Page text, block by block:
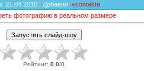
: 21.04.2010 | Добавил: vcontakte
фотографию в реальном размере
Рейтинг: 0.0/0